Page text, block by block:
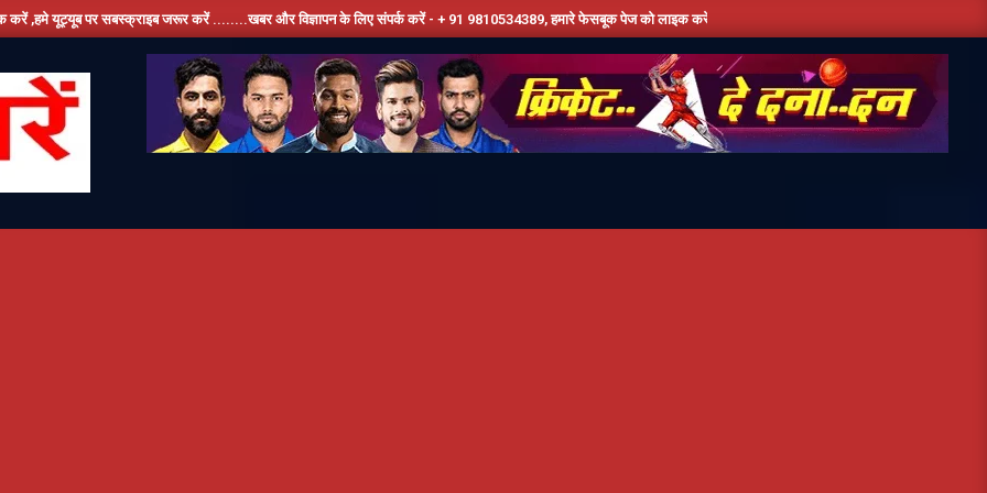
जरूर करें ........खबर और विज्ञापन के लिए संपर्क करें - + 91 9810534389, हमारे फेसबूक पेज को लाइक करें ,हमे यूट्यूब पर सबस्क्राइब जरूर करें,दिन भर की तमाम छोटी बड़ी खबरों के